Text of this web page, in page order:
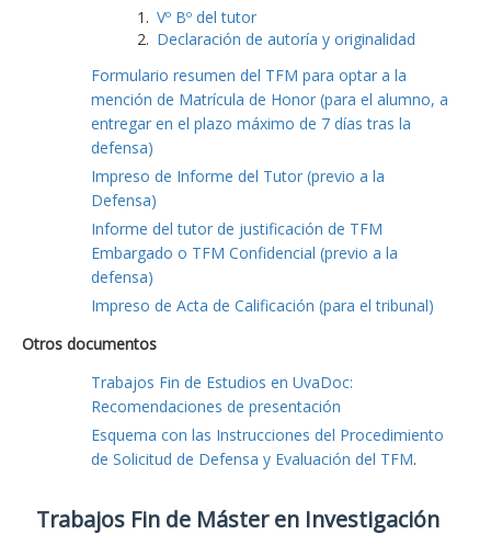
Vº Bº del tutor
Declaración de autoría y originalidad
Formulario resumen del TFM para optar a la
mención de Matrícula de Honor (para el alumno, a
entregar en el plazo máximo de 7 días tras la
defensa)
Impreso de Informe del Tutor (previo a la
Defensa)
Informe del tutor de justificación de TFM
Embargado o TFM Confidencial (previo a la
defensa)
Impreso de Acta de Calificación (para el tribunal)
Otros documentos
Trabajos Fin de Estudios en UvaDoc:
Recomendaciones de presentación
Esquema con las Instrucciones del Procedimiento
de Solicitud de Defensa y Evaluación del TFM.
Trabajos Fin de Máster en Investigación